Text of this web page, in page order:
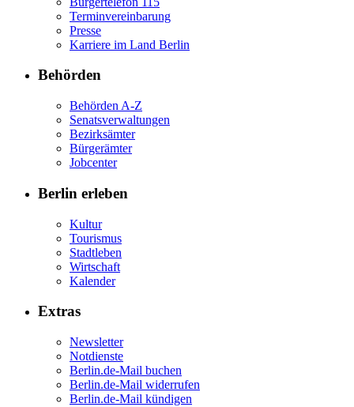
Terminvereinbarung
Presse
Karriere im Land Berlin
Behörden
Behörden A-Z
Senatsverwaltungen
Bezirksämter
Bürgerämter
Jobcenter
Berlin erleben
Kultur
Tourismus
Stadtleben
Wirtschaft
Kalender
Extras
Newsletter
Notdienste
Berlin.de-Mail buchen
Berlin.de-Mail widerrufen
Berlin.de-Mail kündigen